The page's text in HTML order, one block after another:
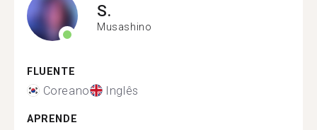
S.
Musashino
FLUENTE
Coreano Inglês
APRENDE